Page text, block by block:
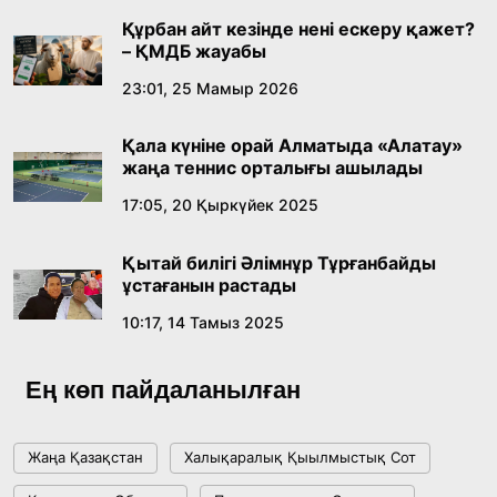
16:27, 23 Шілде 2026
Қазақ тіліндегі «құт» концептісінің
09:21, 21 Шілде 2026
Абайдың адам тәрбиесі туралы
18:59, 20 Шілде 2026
ме, әлде бәсекелесі ме?
Ұлттық архивтің ашылғанына 20 жыл: негізгі
Құрбан айт кезінде нені ескеру қажет?
– ҚМДБ жауабы
23:01, 25 Мамыр 2026
Қала күніне орай Алматыда «Алатау»
жаңа теннис орталығы ашылады
17:05, 20 Қыркүйек 2025
Қытай билігі Әлімнұр Тұрғанбайды
ұстағанын растады
10:17, 14 Тамыз 2025
Ең көп пайдаланылған
Жаңа Қазақстан Халықаралық Қыылмыстық Сот